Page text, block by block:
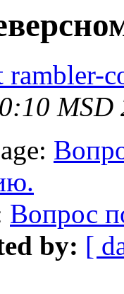
rambler-
MSD
Вопрос
by: [